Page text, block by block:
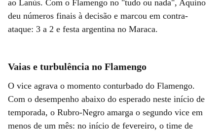
ao Lanús. Com o Flamengo no "tudo ou nada", Aquino
deu números finais à decisão e marcou em contra-
ataque: 3 a 2 e festa argentina no Maraca.
Vaias e turbulência no Flamengo
O vice agrava o momento conturbado do Flamengo.
Com o desempenho abaixo do esperado neste início de
temporada, o Rubro-Negro amarga o segundo vice em
menos de um mês: no início de fevereiro, o time de